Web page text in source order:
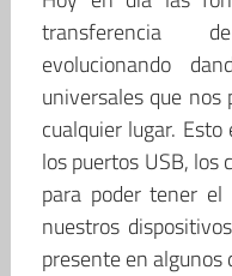
transferencia
evolucionando
universales que
cualquier lugar.
los puertos USB, los
para poder tener el
nuestros
presente en algunos